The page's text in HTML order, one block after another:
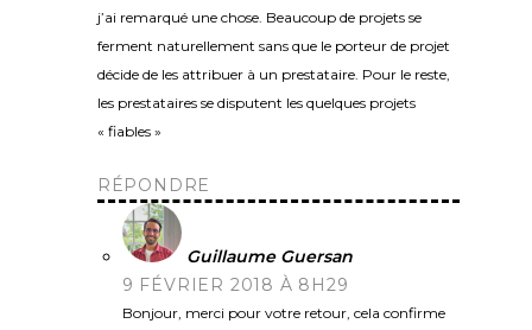
j’ai remarqué une chose. Beaucoup de projets se
ferment naturellement sans que le porteur de projet
décide de les attribuer à un prestataire. Pour le reste,
les prestataires se disputent les quelques projets
« fiables »
RÉPONDRE
Guillaume Guersan
9 FÉVRIER 2018 À 8H29
Bonjour, merci pour votre retour, cela confirme